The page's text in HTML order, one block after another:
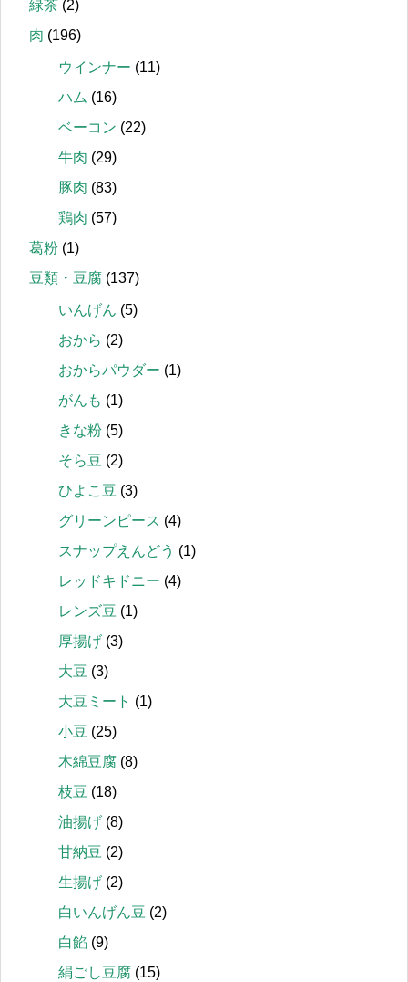
緑茶 (2)
肉 (196)
ウインナー (11)
ハム (16)
ベーコン (22)
牛肉 (29)
豚肉 (83)
鶏肉 (57)
葛粉 (1)
豆類・豆腐 (137)
いんげん (5)
おから (2)
おからパウダー (1)
がんも (1)
きな粉 (5)
そら豆 (2)
ひよこ豆 (3)
グリーンピース (4)
スナップえんどう (1)
レッドキドニー (4)
レンズ豆 (1)
厚揚げ (3)
大豆 (3)
大豆ミート (1)
小豆 (25)
木綿豆腐 (8)
枝豆 (18)
油揚げ (8)
甘納豆 (2)
生揚げ (2)
白いんげん豆 (2)
白餡 (9)
絹ごし豆腐 (15)